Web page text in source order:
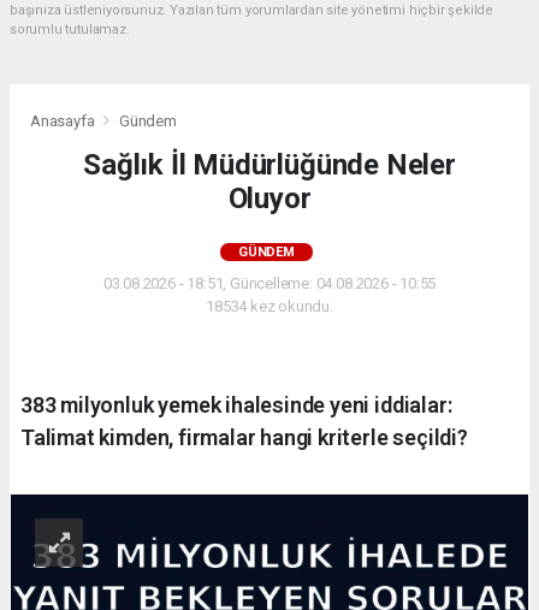
başınıza üstleniyorsunuz. Yazılan tüm yorumlardan site yönetimi hiçbir şekilde
sorumlu tutulamaz.
Anasayfa Gündem
Sağlık İl Müdürlüğünde Neler
Oluyor
GÜNDEM
03.08.2026 - 18:51, Güncelleme: 04.08.2026 - 10:55
18534 kez okundu.
383 milyonluk yemek ihalesinde yeni iddialar:
Talimat kimden, firmalar hangi kriterle seçildi?